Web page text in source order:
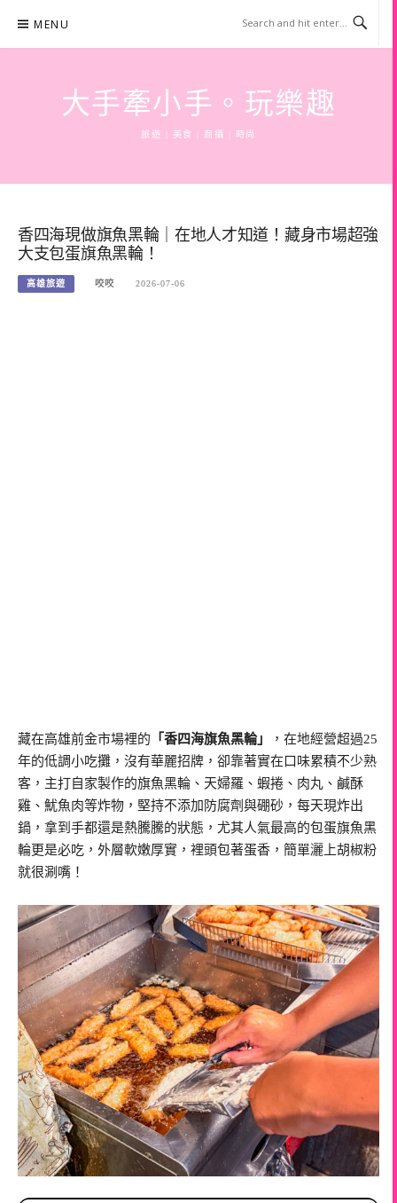
content
MENU
大手牽小手。玩樂趣
旅遊 | 美食 | 商攝 | 時尚
香四海現做旗魚黑輪｜在地人才知道！藏身市場超強
大支包蛋旗魚黑輪！
高雄旅遊 咬咬 2026-07-06
藏在高雄前金市場裡的 「香四海旗魚黑輪」
，在地經營超過25
年的低調小吃攤，沒有華麗招牌，卻靠著實在口味累積不少熟
客，主打自家製作的旗魚黑輪、天婦羅、蝦捲、肉丸、鹹酥
雞、魷魚肉等炸物，堅持不添加防腐劑與硼砂，每天現炸出
鍋，拿到手都還是熱騰騰的狀態，尤其人氣最高的包蛋旗魚黑
輪更是必吃，外層軟嫩厚實，裡頭包著蛋香，簡單灑上胡椒粉
就很涮嘴！